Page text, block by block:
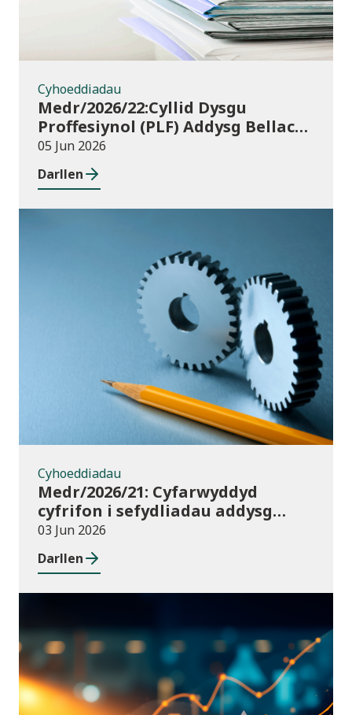
Cyhoeddiadau
Medr/2026/22:Cyllid Dysgu
Proffesiynol (PLF) Addysg Bellach
ym Mlwyddyn Academaidd
2026/27 – canllawiau a thempledi
ar gyfer ceisiadau am gyllid
05 Jun 2026
Darllen
Cyhoeddiadau
Cyhoeddiadau
Medr/2026/21: Cyfarwyddyd
cyfrifon i sefydliadau addysg
uwch yng Nghymru ar gyfer
2025/26
03 Jun 2026
Darllen